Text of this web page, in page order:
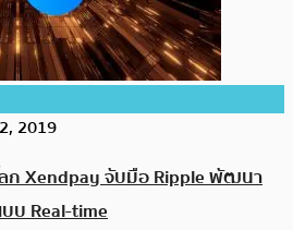
2019
ลก Xendpay จับมือ Ripple พัฒนา
บ Real-time